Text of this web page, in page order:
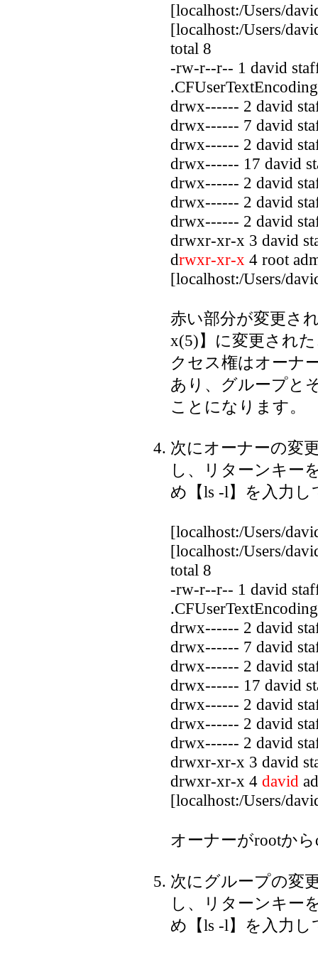
[localhost:/Users/
[localhost:/Users/
total 8
-rw-r--r-- 1 david
.CFUserTextEncoding
drwx------ 2 david
drwx------ 7 david
drwx------ 2 david
drwx------ 17 david
drwx------ 2 david
drwx------ 2 david
drwx------ 2 david
drwxr-xr-x 3 david
drwxr-xr-x 4 root
[localhost:/Users/
赤い部分が変更さ
x(5)】に変更され
クセス権はオーナ
あり、グループと
ことになります。
次にオーナーの変
し、リターンキー
め【ls -l】を入力
[localhost:/Users/
[localhost:/Users/
total 8
-rw-r--r-- 1 david
.CFUserTextEncoding
drwx------ 2 david
drwx------ 7 david
drwx------ 2 david
drwx------ 17 david
drwx------ 2 david
drwx------ 2 david
drwx------ 2 david
drwxr-xr-x 3 david
drwxr-xr-x 4 david
[localhost:/Users/
オーナーがrootか
次にグループの変
し、リターンキー
め【ls -l】を入力